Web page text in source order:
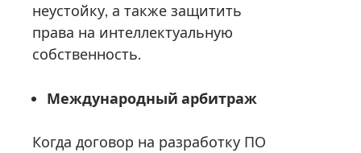
неустойку, а также защитить
права на интеллектуальную
собственность.
Международный арбитраж
Когда договор на разработку ПО